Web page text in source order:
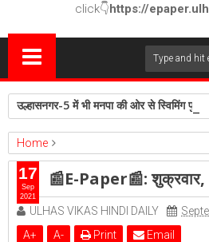
click👇https://
उल्हासनगर-5 में भी मनपा की ओर से स्विमिंग पुल
Home
epaper
Featured 📰E-Paper📰:
📰E-Paper📰:
ULHAS VIKAS HINDI DAILY
A+ A- Print Email
17
Sep
2021